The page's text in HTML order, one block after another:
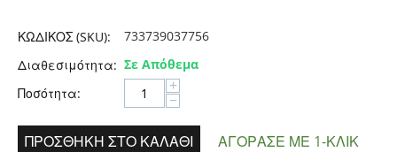
ΚΩΔΙΚΟΣ (SKU):
733739037756
Διαθεσιμότητα: Σε Απόθεμα
Ποσότητα:
+
−
ΠΡΟΣΘΉΚΗ ΣΤΟ ΚΑΛΆΘΙ ΑΓΌΡΑΣΕ ΜΕ 1-ΚΛΙΚ